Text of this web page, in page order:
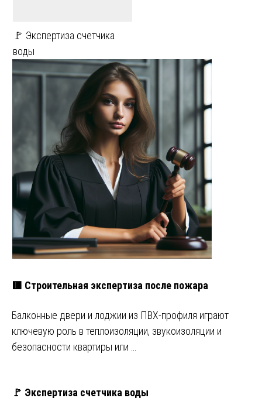
🚩 Экспертиза счетчика
воды
🟥 Строительная экспертиза после пожара
Балконные двери и лоджии из ПВХ-профиля играют
ключевую роль в теплоизоляции, звукоизоляции и
безопасности квартиры или …
🚩 Экспертиза счетчика воды